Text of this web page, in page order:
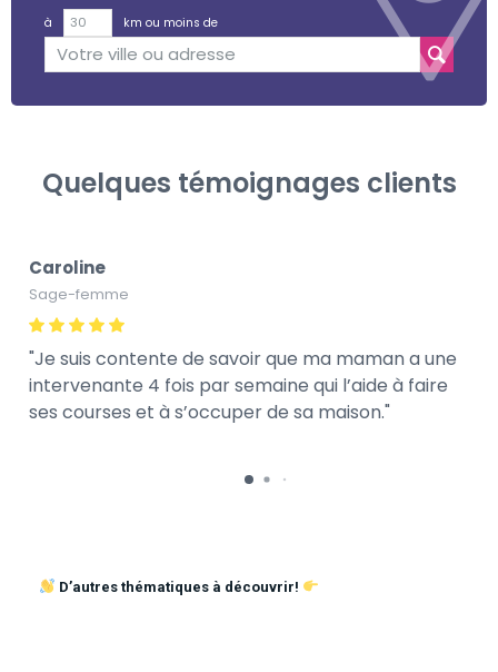
à
km ou moins de
Quelques témoignages clients
Caroline
Sage-femme
Je suis contente de savoir que ma maman a une
intervenante 4 fois par semaine qui l’aide à faire
ses courses et à s’occuper de sa maison.
D’autres thématiques à découvrir!